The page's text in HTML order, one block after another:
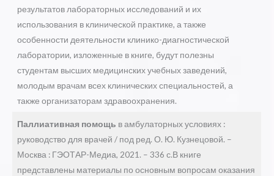
результатов лабораторных исследований и их
использования в клинической практике, а также
особенности деятельности клинико-диагностической
лаборатории, изложенные в книге, будут полезны
студентам высших медицинских учебных заведений,
молодым врачам всех клинических специальностей, а
также организаторам здравоохранения.
Паллиативная помощь в амбулаторных условиях :
руководство для врачей / под ред. О. Ю. Кузнецовой. –
Москва : ГЭОТАР-Медиа, 2021. – 336 с.В книге
представлены материалы по основным вопросам оказания